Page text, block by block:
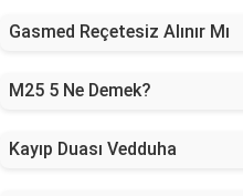
Gasmed Reçetesiz Alınır Mı
M25 5 Ne Demek?
Kayıp Duası Vedduha